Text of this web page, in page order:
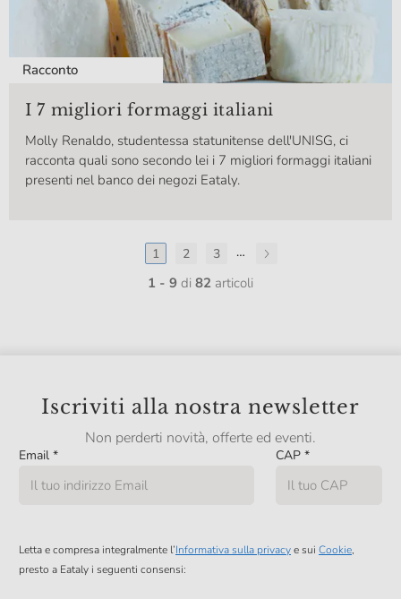
Racconto
I 7 migliori formaggi italiani
Molly Renaldo, studentessa statunitense dell'UNISG, ci
racconta quali sono secondo lei i 7 migliori formaggi italiani
presenti nel banco dei negozi Eataly.
1 2 3 …
1 - 9 di 82 articoli
Iscriviti alla nostra newsletter
Non perderti novità, offerte ed eventi.
Email * CAP *
Letta e compresa integralmente l’Informativa sulla privacye sui Cookie,
presto a Eataly i seguenti consensi: